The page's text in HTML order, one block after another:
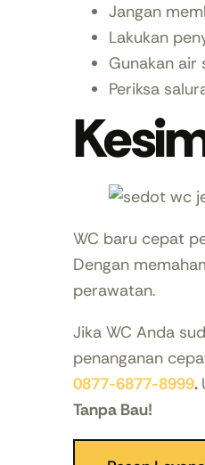
Jangan
Lakukan
Gunakan air
Periksa
WC baru cepat
Dengan
perawatan.
Jika WC Anda
penanganan
0877-6877-8999.
Tanpa Bau!